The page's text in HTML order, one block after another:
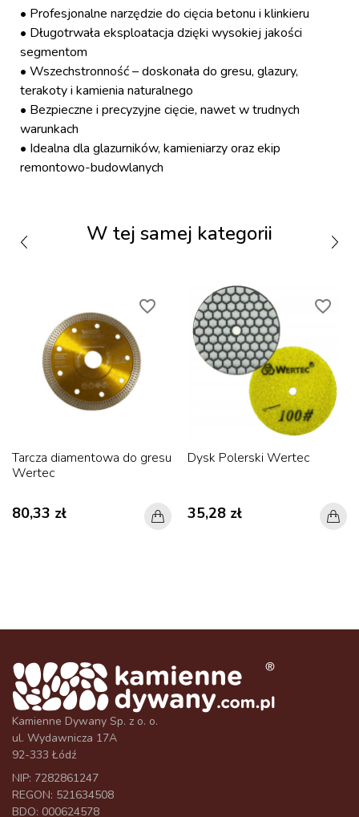
• Profesjonalne narzędzie do cięcia betonu i klinkieru
• Długotrwała eksploatacja dzięki wysokiej jakości
segmentom
• Wszechstronność – doskonała do gresu, glazury,
terakoty i kamienia naturalnego
• Bezpieczne i precyzyjne cięcie, nawet w trudnych
warunkach
• Idealna dla glazurników, kamieniarzy oraz ekip
remontowo-budowlanych
W tej samej kategorii
favorite_border
Tarcza diamentowa do gresu
Wertec
80,33 zł
favorite_border
Dysk Polerski Wertec
35,28 zł
Kamienne Dywany Sp. z o. o.
ul. Wydawnicza 17A
92-333 Łódź
NIP: 7282861247
REGON: 521634508
BDO: 000624578